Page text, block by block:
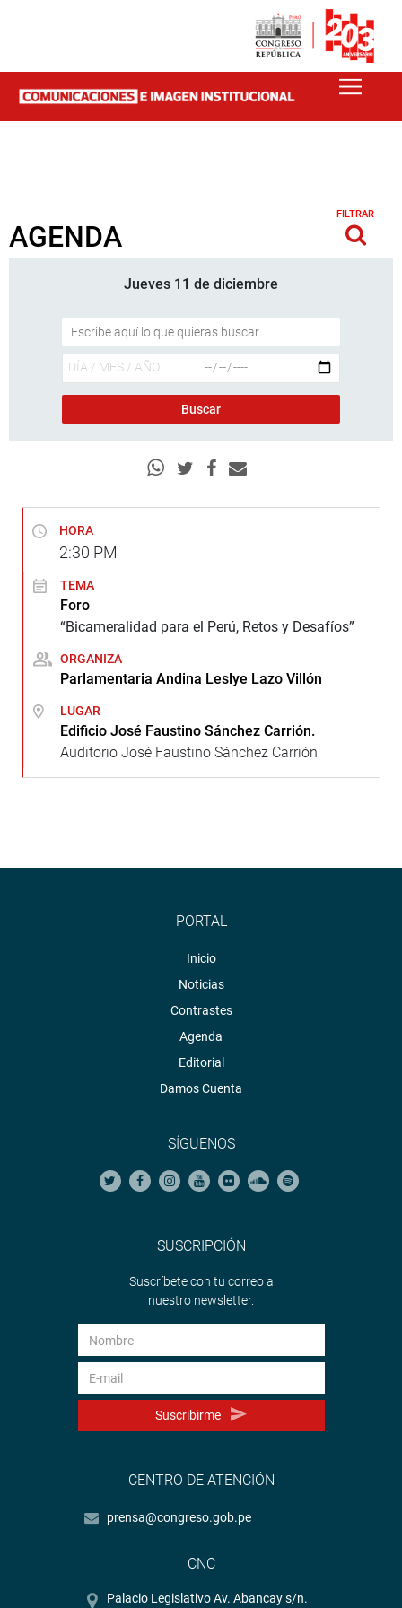
AGENDA
FILTRAR
Jueves 11 de diciembre
HORA
2:30 PM
TEMA
Foro
“Bicameralidad para el Perú, Retos y Desafíos”
ORGANIZA
Parlamentaria Andina Leslye Lazo Villón
LUGAR
Edificio José Faustino Sánchez Carrión.
Auditorio José Faustino Sánchez Carrión
PORTAL
Inicio
Noticias
Contrastes
Agenda
Editorial
Damos Cuenta
SÍGUENOS
SUSCRIPCIÓN
Suscríbete con tu correo a
nuestro newsletter.
Suscribirme
CENTRO DE ATENCIÓN
prensa@congreso.gob.pe
CNC
Palacio Legislativo Av. Abancay s/n.